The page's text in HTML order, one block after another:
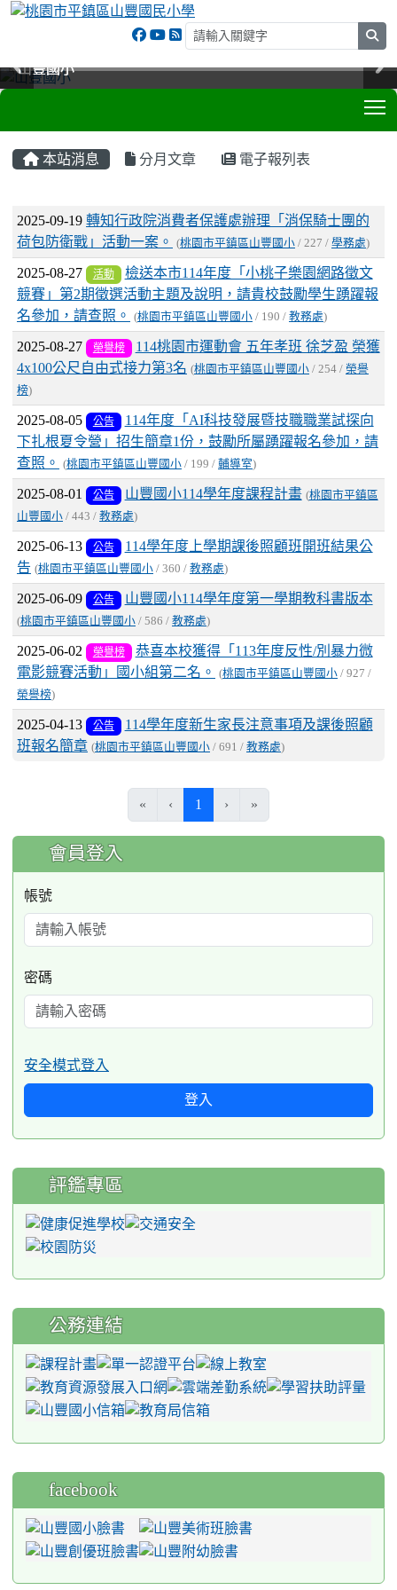
山豐國小
山豐國小
山豐國小
山豐國小
本站消息 分月文章 電子報列表
文章列表
2025-09-19 轉知行政院消費者保護處辦理「消保騎士團的
荷包防衛戰」活動一案。
(桃園市平鎮區山豐國小 / 227 / 學務處)
2025-08-27 活動
檢送本市114年度「小桃子樂園網路徵文
競賽」第2期徵選活動主題及說明，請貴校鼓勵學生踴躍報
名參加，請查照。
(桃園市平鎮區山豐國小 / 190 / 教務處)
2025-08-27 榮譽榜
114桃園市運動會 五年孝班 徐芝盈 榮獲
4x100公尺自由式接力第3名 (桃園市平鎮區山豐國小 / 254 / 榮譽
榜)
2025-08-05 公告
114年度「AI科技發展暨技職職業試探向
下扎根夏令營」招生簡章1份，鼓勵所屬踴躍報名參加，請
查照。
(桃園市平鎮區山豐國小 / 199 / 輔導室)
2025-08-01 公告 山豐國小114學年度課程計畫 (桃園市平鎮區
山豐國小 / 443 / 教務處)
2025-06-13 公告
114學年度上學期課後照顧班開班結果公
告 (桃園市平鎮區山豐國小 / 360 / 教務處)
2025-06-09 公告 山豐國小114學年度第一學期教科書版本
(桃園市平鎮區山豐國小 / 586 / 教務處)
2025-06-02 榮譽榜
恭喜本校獲得「113年度反性/別暴力微
電影競賽活動」國小組第二名。
(桃園市平鎮區山豐國小 / 927 /
榮譽榜)
2025-04-13 公告
114學年度新生家長注意事項及課後照顧
班報名簡章 (桃園市平鎮區山豐國小 / 691 / 教務處)
« ‹ 1 (current)
› »
:::
會員登入
帳號
密碼
安全模式登入
登入
評鑑專區
公務連結
facebook